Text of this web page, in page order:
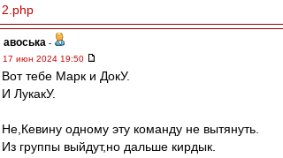
2.php
авоська -
17 июн 2024 19:50
Вот тебе Марк и ДокУ.
И ЛукакУ.
Не,Кевину одному эту команду не вытянуть.
Из группы выйдут,но дальше кирдык.